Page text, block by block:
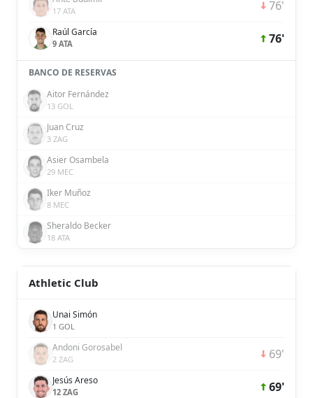
17 ATA 76'
Raúl García
9 ATA 76'
BANCO DE RESERVAS
Aitor Fernández
13 GOL
Juan Cruz
3 ZAG
Asier Osambela
29 MEC
Iker Muñoz
8 MEC
Sheraldo Becker
18 ATA
Athletic Club
Unai Simón
1 GOL
Andoni Gorosabel
2 ZAG 69'
Jesús Areso
12 ZAG 69'